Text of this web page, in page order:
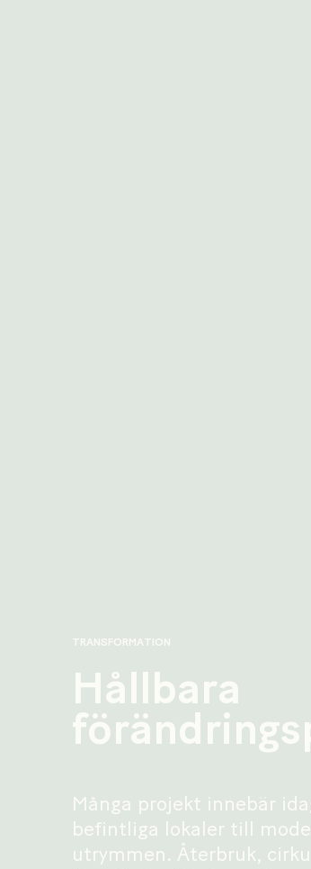
TRANSFORMATION
Hållbara
Många projekt innebär
befintliga lokaler till
utrymmen. Återbruk,